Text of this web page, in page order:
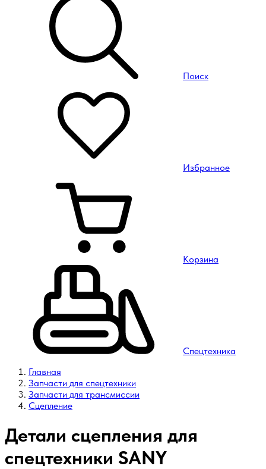
Поиск
Избранное
Корзина
Спецтехника
Главная
Запчасти для спецтехники
Запчасти для трансмиссии
Сцепление
Детали сцепления для
спецтехники SANY